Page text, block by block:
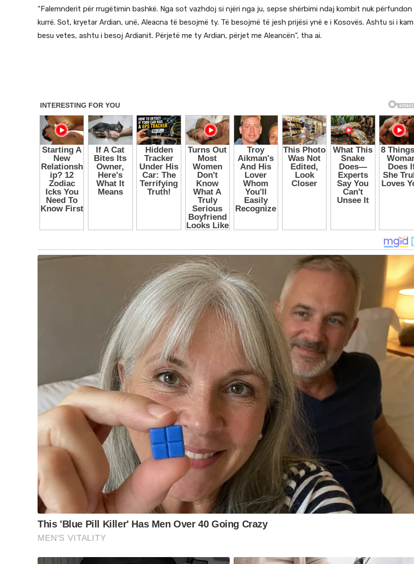
“Falemnderit për rrugëtimin bashkë. Nga sot vazhdoj si njëri nga ju, sepse shërbimi ndaj kombit nuk përfundon
kurrë. Sot, kryetar Ardian, unë, Aleacna të besojmë ty. Të besojmë të jesh prijësi ynë e i Kosovës. Ashtu si i kam
besu vetes, ashtu i besoj Ardianit. Përjetë me ty Ardian, përjet me Aleancën”, tha ai.